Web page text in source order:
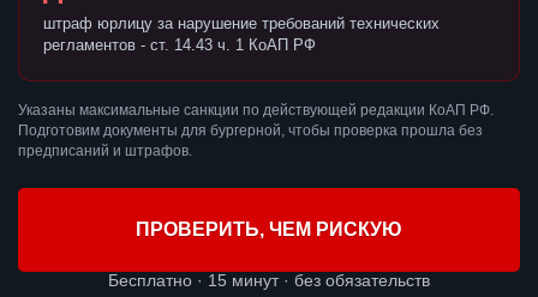
штраф юрлицу за нарушение требований технических
регламентов - ст. 14.43 ч. 1 КоАП РФ
Указаны максимальные санкции по действующей редакции КоАП РФ.
Подготовим документы для бургерной, чтобы проверка прошла без
предписаний и штрафов.
ПРОВЕРИТЬ, ЧЕМ РИСКУЮ
Бесплатно · 15 минут · без обязательств